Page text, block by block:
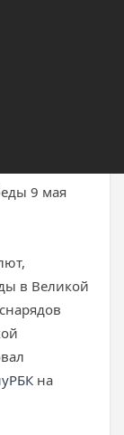
9 мая
в Великой
РБК на